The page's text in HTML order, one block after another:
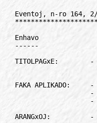
Eventoj, n-ro 164, 2/marto 1999, retposxta versio
*************************************************

Enhavo
------

TITOLPAGxE:        - ERA forlasas la Esperantan Civiton
                     Giorgio Silfer kiel regxo de cxiuj esperantistoj...

FAKA APLIKADO:     - Esperanto en trilanda projekto
                   - Esperantologio kaj Interlingvistiko
                   - Kio estas IKEF - prezento de la faka organizo

ARANGxOJ:          - Konferenco pri "Mono kaj civilizo"
                   - Lernu somere en tendaraj cirkonstancoj
                   - Kompleta monata kalendaro
                   - Renkontigxo de E-familioj
                   - EUROKKA planas Artan festivalon

MOVADO:            - Filio de AIS en Meksikio
                   - Studkajero pri la Manifesto de Prago
                   - "Pakto pri la Esperanta Civito"
                   - Pacvojagxo
                   - Nova KD de Persone: ... Sed estas ne ...
                   - Urbofotoj sercxataj!

INTERVJUO:         - Sxokantoj de obstinuloj - pri FRESxO

OPINIOJ:           - Esperanto sen mitoj - reago al la novaperinta libro de
                     Ziko Markus Sikosek

INSTRUADO, ILEI:   - Andreo Cseh forpasis antaux 20 jaroj
                   - Amasa E-instruado en orienta Hungario

REAGOJ:            - Terminaroj, sed en kiu nivelo?
                   - La kotizo de la Internaciaj Ekzamenoj sxangxigxis

RADIO:             - E-redakcio de Pola Radio: Baldau 40-jara
                   - Adiaux Radio Verda

INTERESE:          - Agatha Christie superis la Biblion
                   - Nia majstro kaj liaj sekvuloj - humurajxo
                   - Kalejdoskopo de tiklaj pensoj

Anoncetoj, korespondado, ktp.

***************************************************************************
***************************************************************************

Eventoj, n-ro 164, 2/marto 1999, retposxta versio
*************************************************

TITOLPAGxE
//////////

ERA forlasas la Evolu-Komisionon kaj la Forumon de Esperanto Civito
===================================================================

Antaux-antauxlasta epizodo
--------------------------
La Vicmembro Silfer - tiu estas kiu, eventuale, devus anstatauxi efektivan
membron - submetas al vocxdono de la EKo-membroj kelkajn komentojn, li
petas al ili vocxdoni, indikas kiel tiuj dokumentoj devas esti vocxdonitaj,
kaj al kiu ili devas sendi la vocxdonojn.

Antauxlasta epizodo
-------------------
La Vicmembro Silfer - tiu estas kiu, eventuale, devus anstatauxi efektivan
membron - submetas vocxdone al la EKo-membroj kelkajn iniciatojn kaj
proponas sin mem kiel kondukanto de tiuj iniciatoj (la novan rendevuon por
la Forumo, gxian tagordon, la "Cxarton", kaj tiel plu), li petas al la
membroj vocxdoni, indikas al ili kiel tiuj dokumentoj devas esti
vocxdonitaj kaj al kiu ili devas sendi la vocxdonojn.

Lasta epizodo
-------------
La Vicmembro Silfer - tiu estas kiu, eventuale, devus anstatauxi efektivan
membron - submetas vocxdone al la efektivaj membroj de EKo sian Cxarton pri
konstitucia monarkio" kaj proponas sin mem kiel "Regxo de Cxiuj
Esperantioj".

* * *

Cxar ni ne volas spekti tiun lastan antauxviditan epilogon, Esperanto
Radikala Asocio (ERA) forlasas la Evolu-Komisionon kaj la Forumon de la
Esperanta Civito.

Daniela Giglioli

* * *

Klarigoj: Dum la "Forumo de Esperanta Civito" organizita en somero de 1998
(loko: KCE, Svisio) la cxeestantaj luno-organizoj de LF-Koop nomumis t.n.
"Evolukomisionon" - EKo (membroj: D. Bulmann, J. Felszeghi, D. Giglioli, M.
Picasso. L. Trifoncxovski).

La Evolukomisiono havas la taskon interalie "prepari la Konstitucian
Cxarton de Esperantio, cele al la strukturigo de demokrata reprezentejo de
la Esperanta Civito".  La tekston de la Pakto por la Esperanta Civito vidu
en la rubriko "MOVADO" - ndlr

***************************************************************************

FAKA APLIKADO
/////////////

Esperanto rolis en trilanda projekto
====================================

"REVE 1998" estas siglo de la projekto "Renkonto inter Vi kaj ni" kiun
iniciatis franca